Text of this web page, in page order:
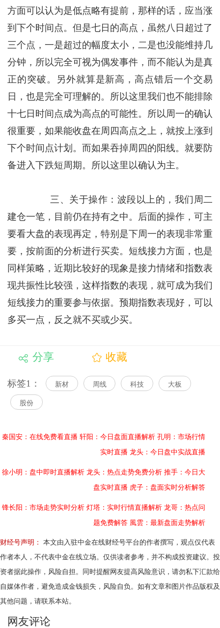
方面可以认为是低点略有提前，那样的话，应当涨
到下个时间点。但是七日的高点，虽然八日超过了
三个点，一是超过的幅度太小，二是也没能维持几
分钟，所以完全可视为偶发事件，而不能认为是真
正的突破。另外就算是新高，高点错后一个交易
日，也是完全可理解的。所以这里我们也不能排除
十七日时间点成为高点的可能性。所以周一的确认
很重要，如果能收盘在周四高点之上，就按上涨到
下个时间点计划。而如果吞掉周四的阳线。就要防
备进入下跌短周期。所以这里以确认为主。
三、关于操作：波段以上的，我们周二
建仓一笔，目前仍在持有之中。后面的操作，可主
要看大盘的表现再定，特别是下周一的表现非常重
要，按前面的分析进行买卖。短线接力方面，也是
同样策略，近期比较好的现象是接力情绪和指数表
现共振性比较强，这样指数的表现，就可成为我们
短线接力的重要参与依据。预期指数表现好，可以
多买一点，反之就不买或少买。
分享 收藏
标签1： 新材 周线 科技 大板
股份
秦国安：在线免费看直播 轩阳：今日盘面直播解析 孔明：市场行情
实时直播 龙头：今日盘中实战直播
徐小明：盘中即时直播解析 龙头：热点走势免费分析 推手：今日大
盘实时直播 虎子：盘面实时分析解答
锋长阳：市场走势实时分析 灯塔：实时行情直播解析 龙哥：热点问
题免费解答 風雲：最新盘面走势解析
财经号声明：
本文由入驻中金在线财经号平台的作者撰写，观点仅代表
作者本人，不代表中金在线立场。仅供读者参考，并不构成投资建议。投
资者据此操作，风险自担。同时提醒网友提高风险意识，请勿私下汇款给
自媒体作者，避免造成金钱损失，风险自负。如有文章和图片作品版权及
其他问题，请联系本站。